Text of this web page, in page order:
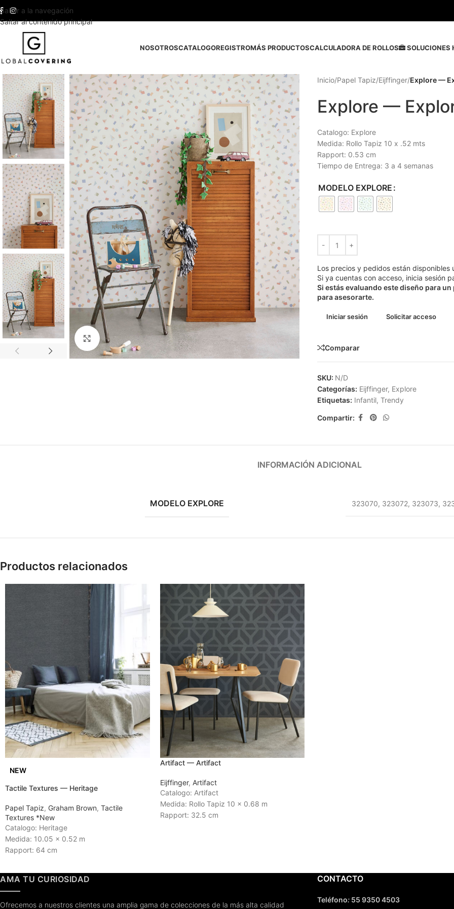
Saltar a la navegación
Saltar al contenido principal
NOSOTROSCATALOGOREGISTROMÁS PRODUCTOSCALCULADORA DE ROLLOS SOLUCIONES
Haga clic para ampliar
Inicio/Papel Tapiz/Eijffinger/Explore —
Explore —
Catalogo: Explore
Medida: Rollo Tapiz 10 x .52 mts
Rapport: 0.53 cm
Tiempo de Entrega: 3 a 4 semanas
MODELO EXPLORE
Los precios y pedidos están
Si ya cuentas con acceso, inicia sesión
Si estás evaluando este diseño para
para asesorarte.
Iniciar sesión Solicitar acceso
Comparar
SKU: N/D
Categorías: Eijffinger, Explore
Etiquetas: Infantil, Trendy
Compartir:
INFORMACIÓN ADICIONAL
MODELO EXPLORE 323070, 323072, 323073,
Productos relacionados
NEW
Tactile Textures — Heritage
Papel Tapiz, Graham Brown, Tactile
Textures *New
Catalogo: Heritage
Medida: 10.05 x 0.52 m
Rapport: 64 cm
Artifact — Artifact
Eijffinger, Artifact
Catalogo: Artifact
Medida: Rollo Tapiz 10 x 0.68 m
Rapport: 32.5 cm
AMA TU CURIOSIDAD
Ofrecemos a nuestros clientes una amplia gama de colecciones de la más alta calidad
CONTACTO
Teléfono: 55 9350 4503